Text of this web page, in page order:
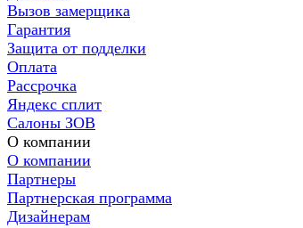
Вызов замерщика
Гарантия
Защита от подделки
Оплата
Рассрочка
Яндекс сплит
Салоны ЗОВ
О компании
О компании
Партнеры
Партнерская программа
Дизайнерам